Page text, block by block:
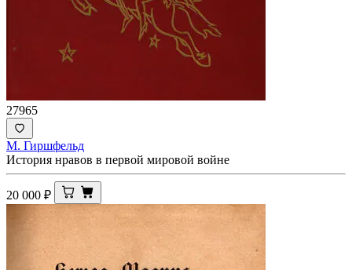
27965
М. Гиршфельд
История нравов в первой мировой войне
20 000 ₽